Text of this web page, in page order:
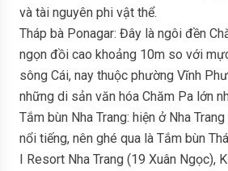
và tài nguyên phi vật thể.
Tháp bà Ponagar: Đây là ngôi đền
ngọn đồi cao khoảng 10m so với
sông Cái, nay thuộc phường Vĩnh
những di sản văn hóa Chăm Pa lớn
Tắm bùn Nha Trang: hiện ở Nha
nổi tiếng, nên ghé qua là Tắm bùn
I Resort Nha Trang (19 Xuân Ngọc),